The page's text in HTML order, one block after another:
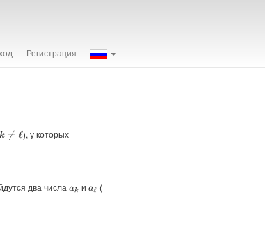
Регистрация
k≠ℓ
), у которых
два числаak и aℓ (